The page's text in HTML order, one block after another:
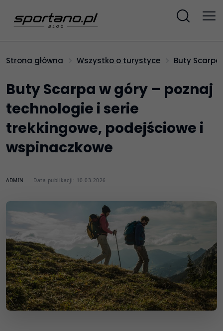
Strona główna Wszystko o turystyce Buty
Buty Scarpa w góry – poznaj
technologie i serie
trekkingowe, podejściowe i
wspinaczkowe
ADMIN Data publikacji: 10.03.2026